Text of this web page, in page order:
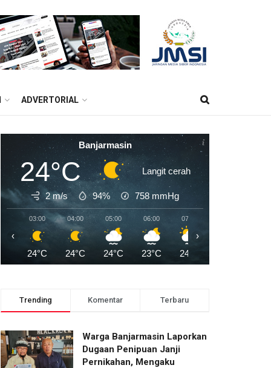
ADVERTORIAL
Banjarmasin
24°C Langit cerah
2 m/s 94% 758 mmHg
03:00
24°C
04:00
24°C
05:00
24°C
06:00
23°C
07:00
24°C
‹ ›
Trending Komentar Terbaru
Warga Banjarmasin Laporkan
Dugaan Penipuan Janji
Pernikahan, Mengaku